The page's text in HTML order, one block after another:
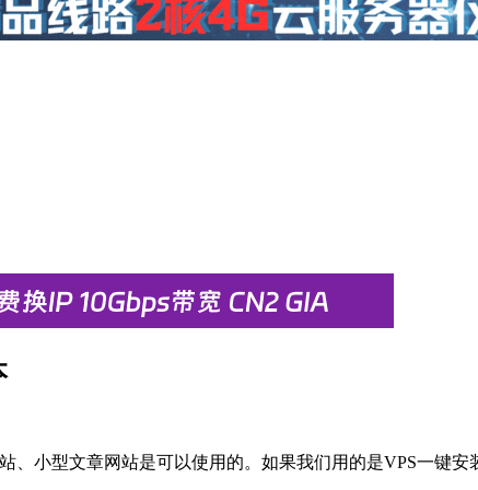
、小型文章网站是可以使用的。如果我们用的是VPS一键